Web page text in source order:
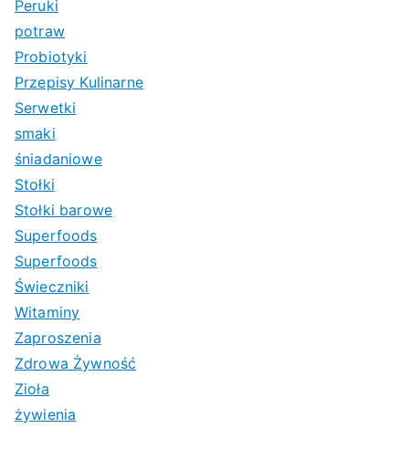
Peruki
potraw
Probiotyki
Przepisy Kulinarne
Serwetki
smaki
śniadaniowe
Stołki
Stołki barowe
Superfoods
Superfoods
Świeczniki
Witaminy
Zaproszenia
Zdrowa Żywność
Zioła
żywienia